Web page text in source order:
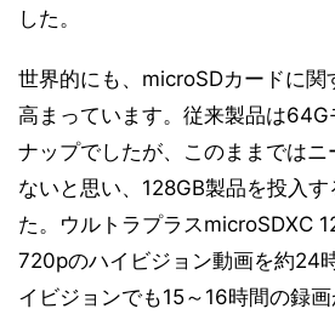
した。
世界的にも、microSDカードに関
高まっています。従来製品は
ナップでしたが、このままでは
ないと思い、128GB製品を投入
た。ウルトラプラスmicroSDXC
720pのハイビジョン動画を約24
イビジョンでも15～16時間の録